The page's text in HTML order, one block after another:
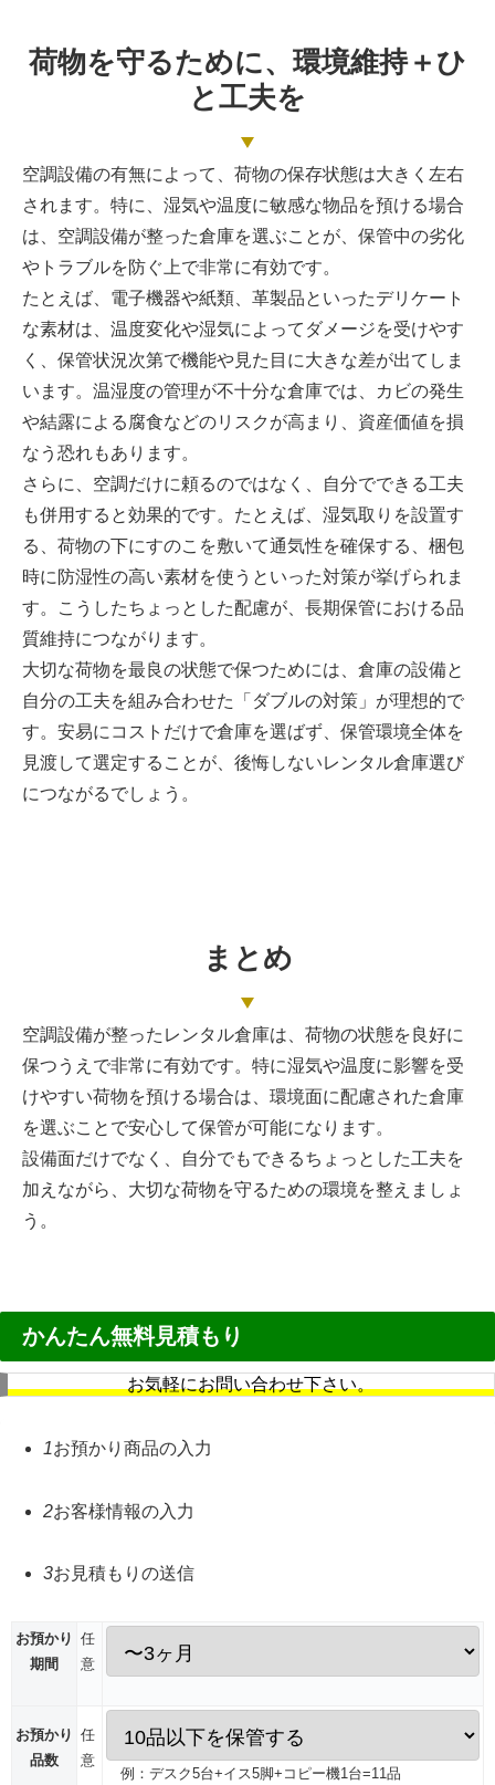
荷物を守るために、環境維持＋ひ
と工夫を
空調設備の有無によって、荷物の保存状態は大きく左右
されます。特に、湿気や温度に敏感な物品を預ける場合
は、空調設備が整った倉庫を選ぶことが、保管中の劣化
やトラブルを防ぐ上で非常に有効です。
たとえば、電子機器や紙類、革製品といったデリケート
な素材は、温度変化や湿気によってダメージを受けやす
く、保管状況次第で機能や見た目に大きな差が出てしま
います。温湿度の管理が不十分な倉庫では、カビの発生
や結露による腐食などのリスクが高まり、資産価値を損
なう恐れもあります。
さらに、空調だけに頼るのではなく、自分でできる工夫
も併用すると効果的です。たとえば、湿気取りを設置す
る、荷物の下にすのこを敷いて通気性を確保する、梱包
時に防湿性の高い素材を使うといった対策が挙げられま
す。こうしたちょっとした配慮が、長期保管における品
質維持につながります。
大切な荷物を最良の状態で保つためには、倉庫の設備と
自分の工夫を組み合わせた「ダブルの対策」が理想的で
す。安易にコストだけで倉庫を選ばず、保管環境全体を
見渡して選定することが、後悔しないレンタル倉庫選び
につながるでしょう。
まとめ
空調設備が整ったレンタル倉庫は、荷物の状態を良好に
保つうえで非常に有効です。特に湿気や温度に影響を受
けやすい荷物を預ける場合は、環境面に配慮された倉庫
を選ぶことで安心して保管が可能になります。
設備面だけでなく、自分でもできるちょっとした工夫を
加えながら、大切な荷物を守るための環境を整えましょ
う。
かんたん無料見積もり
お気軽にお問い合わせ下さい。
1お預かり商品の入力
2お客様情報の入力
3お見積もりの送信
お預かり
期間
任
意
お預かり
品数
任
意
例：デスク5台+イス5脚+コピー機1台=11品